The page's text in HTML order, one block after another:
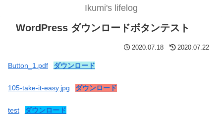
Ikumi's lifelog
WordPress ダウンロードボタンテスト
2020.07.18 2020.07.22
Button_1.pdf ダウンロード
105-take-it-easy.jpg ダウンロード
test ダウンロード